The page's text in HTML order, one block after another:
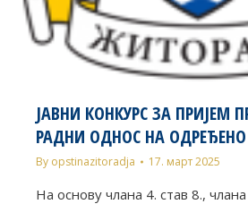
ЈАВНИ КОНКУРС ЗА ПРИЈЕМ
РАДНИ ОДНОС НА
By opstinazitoradja 17. март 2025
На основу члана 4. став 8.,